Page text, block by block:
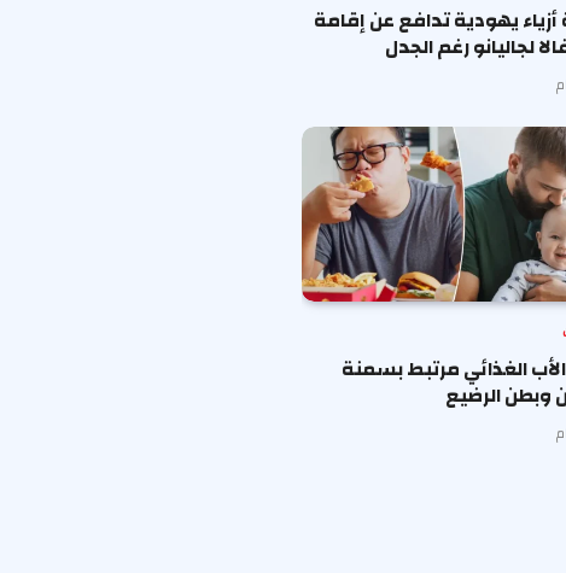
أزياء يهودية تدافع عن إقامة
لجاليانو رغم الجدل
الغذائي مرتبط بسمنة
وبطن الرضيع